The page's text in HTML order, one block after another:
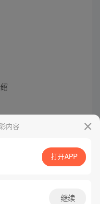
内容
打开APP
继续
20090059-5